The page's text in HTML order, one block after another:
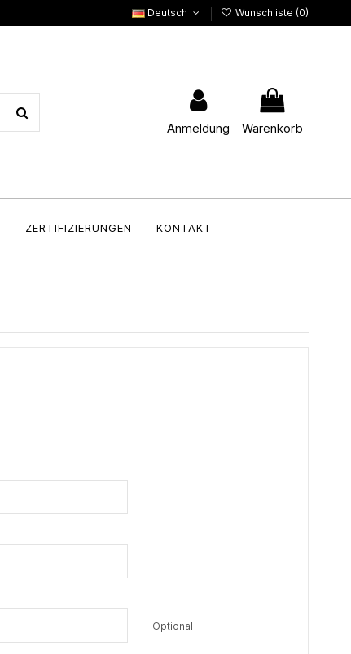
Deutsch Wunschliste (0)
Anmeldung Warenkorb
ZERTIFIZIERUNGEN KONTAKT
Optional